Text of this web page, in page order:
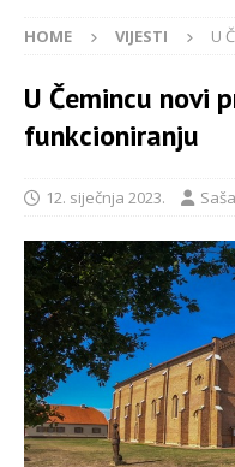
HOME VIJESTI U
U Čemincu novi
funkcioniranju
12. siječnja 2023.